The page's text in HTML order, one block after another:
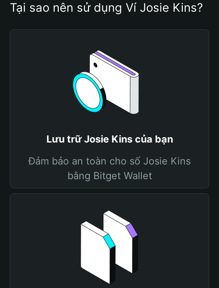
Tại sao nên sử dụng Ví Josie Kins?
Lưu trữ Josie Kins của bạn
Đảm bảo an toàn cho số Josie Kins
bằng Bitget Wallet